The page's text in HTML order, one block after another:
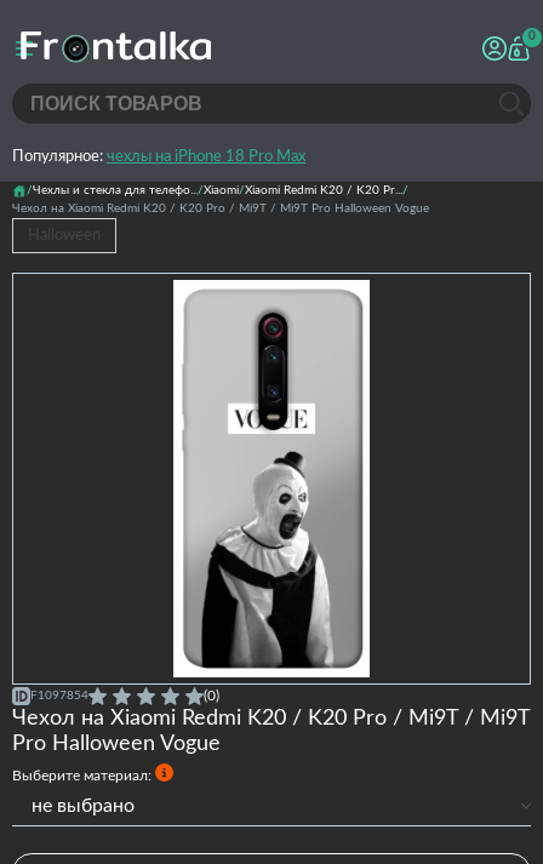
0
Популярное: чехлы на iPhone 18 Pro Max
Чехлы и стекла для телефо... Xiaomi Xiaomi Redmi K20 / K20 Pr...
Чехол на Xiaomi Redmi K20 / K20 Pro / Mi9T / Mi9T Pro Halloween Vogue
Halloween
F1097854 (0)
Чехол на Xiaomi Redmi K20 / K20 Pro / Mi9T / Mi9T
Pro Halloween Vogue
Выберите материал:
не выбрано